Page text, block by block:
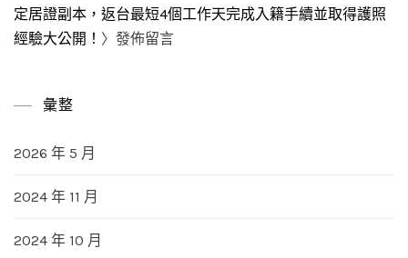
定居證副本，返台最短4個工作天完成入籍手續並取得護照
經驗大公開！ 〉發佈留言
彙整
2026 年 5 月
2024 年 11 月
2024 年 10 月